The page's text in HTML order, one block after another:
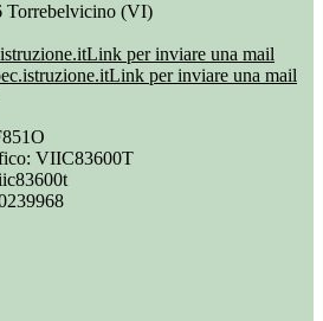
Torrebelvicino (VI)
Link per inviare una mail
Link per inviare una mail
VIIC83600T